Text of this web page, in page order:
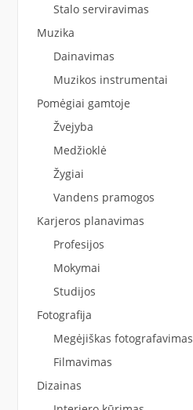
Stalo serviravimas
Muzika
Dainavimas
Muzikos instrumentai
Pomėgiai gamtoje
Žvejyba
Medžioklė
Žygiai
Vandens pramogos
Karjeros planavimas
Profesijos
Mokymai
Studijos
Fotografija
Megėjiškas fotografavimas
Filmavimas
Dizainas